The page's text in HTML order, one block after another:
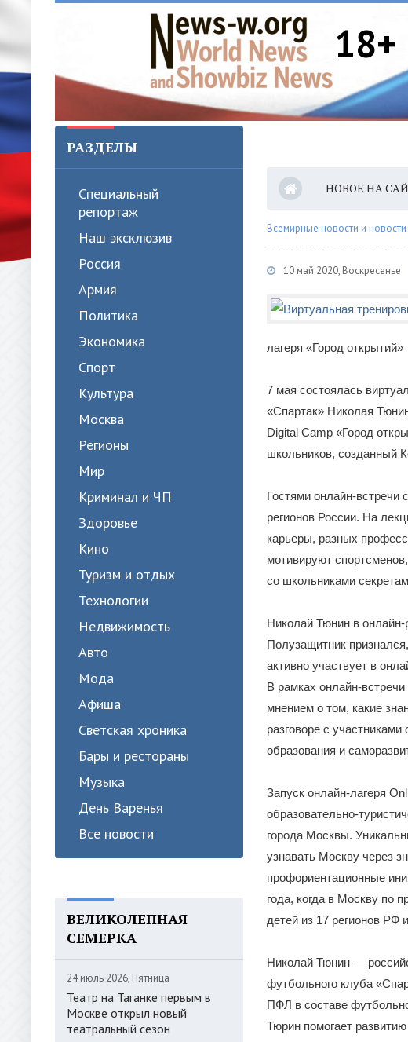
18+
РАЗДЕЛЫ
Специальный
репортаж
Наш эксклюзив
Россия
Армия
Политика
Экономика
Спорт
Культура
Москва
Регионы
Мир
Криминал и ЧП
Здоровье
Кино
Туризм и отдых
Технологии
Недвижимость
Авто
Мода
Афиша
Светская хроника
Бары и рестораны
Музыка
День Варенья
Все новости
ВЕЛИКОЛЕПНАЯ
СЕМЕРКА
24 июль 2026, Пятница
Театр на Таганке первым в
Москве открыл новый
театральный сезон
НОВОЕ НА
Всемирные новости и
10 май 2020, Воскресенье
лагеря «Город открытий»
7 мая состоялась
«Спартак» Николая
Digital Camp «Город
школьников, созданный
Гостями онлайн-
регионов России. На
карьеры, разных
мотивируют
со школьниками
Николай Тюнин в онлайн-
Полузащитник
активно участвует в
В рамках онлайн-
мнением о том, какие
разговоре с
образования и
Запуск онлайн-лагеря
образовательно-
города Москвы.
узнавать Москву через
профориентационные
года, когда в Москву по
детей из 17 регионов РФ
Николай Тюнин —
футбольного клуба
ПФЛ в составе
Тюрин помогает